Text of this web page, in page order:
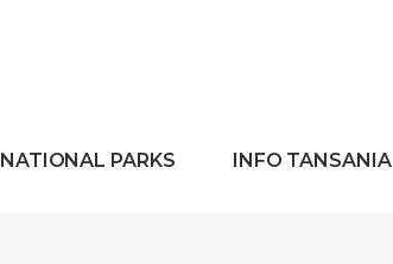
NATIONAL PARKS INFO TANSANIA